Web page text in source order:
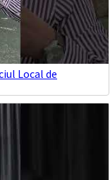
Local de